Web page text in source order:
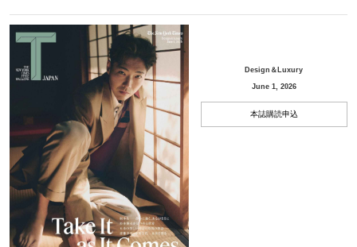
Design＆Luxury
June 1, 2026
本誌購読申込